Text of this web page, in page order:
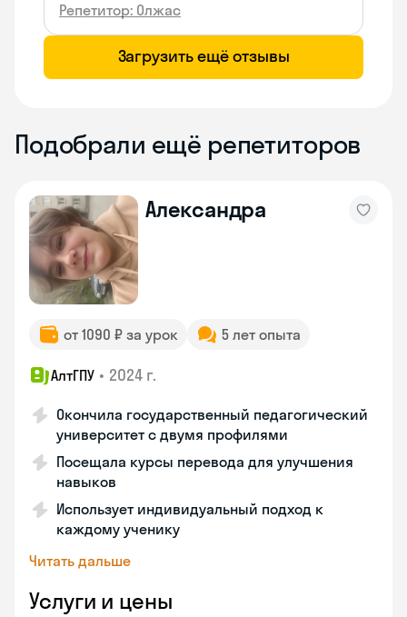
Репетитор: Олжас
Загрузить ещё отзывы
Подобрали ещё репетиторов
Александра
от 1090 ₽ за урок 5 лет опыта
АлтГПУ • 2024 г.
Окончила государственный педагогический
университет с двумя профилями
Посещала курсы перевода для улучшения
навыков
Использует индивидуальный подход к
каждому ученику
Читать дальше
Услуги и цены